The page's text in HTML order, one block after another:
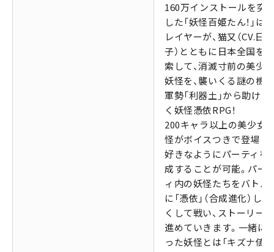
160万インストールを突
した「妖怪百姫たん！」は、
レイヤーが、猫又（CV.日
子）とともに日本全国を
索して、消滅寸前の美少
妖怪を、襲いくる謎の機
軍勢「利器土」から助けて
く妖怪憑依RPG！
200キャラ以上の美少女
怪がボイスつきで登場し
好きなようにパーティを
成することが可能。パー
ィ内の妖怪たちをバトル
に「憑依」（合成進化）し
くして戦い、ストーリー
進めていきます。一緒に
った妖怪とは「キズナ値」